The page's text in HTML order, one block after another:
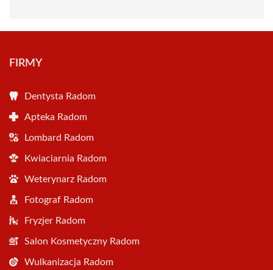
FIRMY
Dentysta Radom
Apteka Radom
Lombard Radom
Kwiaciarnia Radom
Weterynarz Radom
Fotograf Radom
Fryzjer Radom
Salon Kosmetyczny Radom
Wulkanizacja Radom